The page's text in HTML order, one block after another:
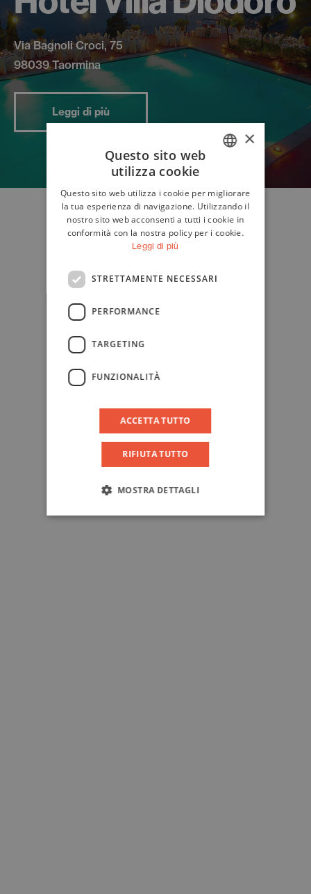
Via Bagnoli Croci, 75
98039 Taormina
Leggi di più
ENGLISH
×
Questo sito web
utilizza cookie
Questo sito web utilizza i cookie per migliorare
la tua esperienza di navigazione. Utilizzando il
nostro sito web acconsenti a tutti i cookie in
conformità con la nostra policy per i cookie.
Leggi di più
STRETTAMENTE NECESSARI
PERFORMANCE
TARGETING
FUNZIONALITÀ
ACCETTA TUTTO
RIFIUTA TUTTO
MOSTRA DETTAGLI